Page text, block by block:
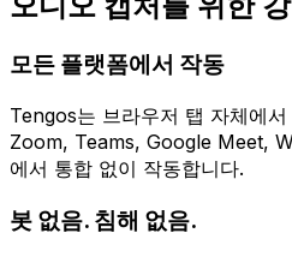
모든 플랫폼에서 작동
Tengos는 브라우저 탭 자체에
Zoom, Teams, Google Meet,
에서 통합 없이 작동합니다.
봇 없음. 침해 없음.